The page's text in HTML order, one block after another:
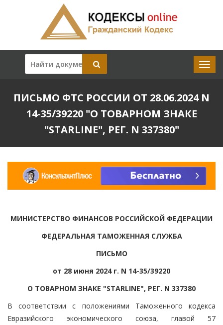
ПИСЬМО ФТС РОССИИ ОТ 28.06.2024 N
14-35/39220 "О ТОВАРНОМ ЗНАКЕ
"STARLINE", РЕГ. N 337380"
МИНИСТЕРСТВО ФИНАНСОВ РОССИЙСКОЙ ФЕДЕРАЦИИ
ФЕДЕРАЛЬНАЯ ТАМОЖЕННАЯ СЛУЖБА
ПИСЬМО
от 28 июня 2024 г. N 14-35/39220
О ТОВАРНОМ ЗНАКЕ "STARLINE", РЕГ. N 337380
В соответствии с положениями Таможенного кодекса
Евразийского экономического союза, главой 57